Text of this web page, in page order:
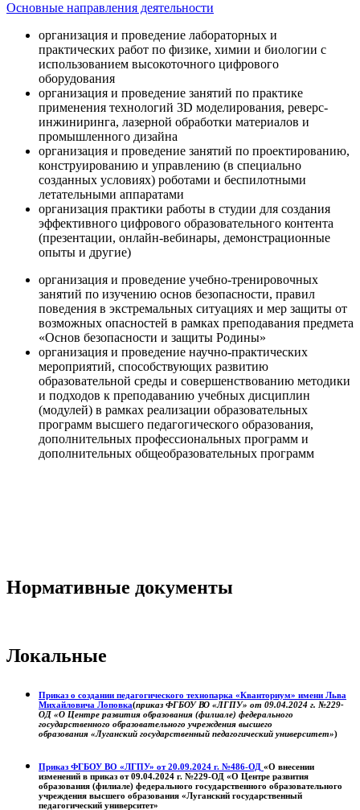
Основные направления деятельности
организация и проведение лабораторных и
практических работ по физике, химии и биологии с
использованием высокоточного цифрового
оборудования
организация и проведение занятий по практике
применения технологий 3D моделирования, реверс-
инжиниринга, лазерной обработки материалов и
промышленного дизайна
организация и проведение занятий по проектированию,
конструированию и управлению (в специально
созданных условиях) роботами и беспилотными
летательными аппаратами
организация практики работы в студии для создания
эффективного цифрового образовательного контента
(презентации, онлайн-вебинары, демонстрационные
опыты и другие)
организация и проведение учебно-тренировочных
занятий по изучению основ безопасности, правил
поведения в экстремальных ситуациях и мер защиты от
возможных опасностей в рамках преподавания предмета
«Основ безопасности и защиты Родины»
организация и проведение научно-практических
мероприятий, способствующих развитию
образовательной среды и совершенствованию методики
и подходов к преподаванию учебных дисциплин
(модулей) в рамках реализации образовательных
программ высшего педагогического образования,
дополнительных профессиональных программ и
дополнительных общеобразовательных программ
Нормативные документы
Локальные
Приказ о создании педагогического технопарка «Кванториум» имени Льва
Михайловича Лоповка(приказ ФГБОУ ВО «ЛГПУ» от 09.04.2024 г. №229-
ОД «О Центре развития образования (филиале) федерального
государственного образовательного учреждения высшего
образования «Луганский государственный педагогический университет»)
Приказ ФГБОУ ВО «ЛГПУ» от 20.09.2024 г. №486-ОД «О внесении
изменений в приказ от 09.04.2024 г. №229-ОД «О Центре развития
образования (филиале) федерального государственного образовательного
учреждения высшего образования «Луганский государственный
педагогический университет»